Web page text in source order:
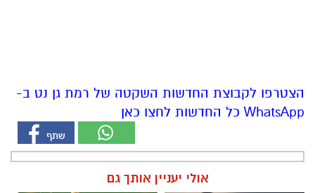
הצטרפו לקבוצת החדשות השקטה של רמת גן נט ב-
WhatsApp כל החדשות לחצו כאן
אולי יעניין אותך גם